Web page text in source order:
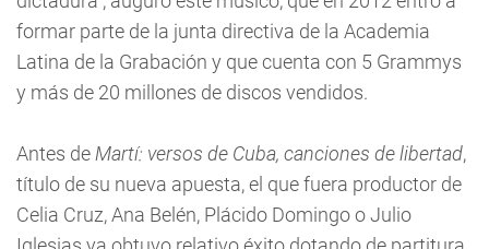
formar parte de la junta directiva de la Academia
Latina de la Grabación y que cuenta con 5 Grammys
y más de 20 millones de discos vendidos.
Antes de Martí: versos de Cuba, canciones de libertad,
título de su nueva apuesta, el que fuera productor de
Celia Cruz, Ana Belén, Plácido Domingo o Julio